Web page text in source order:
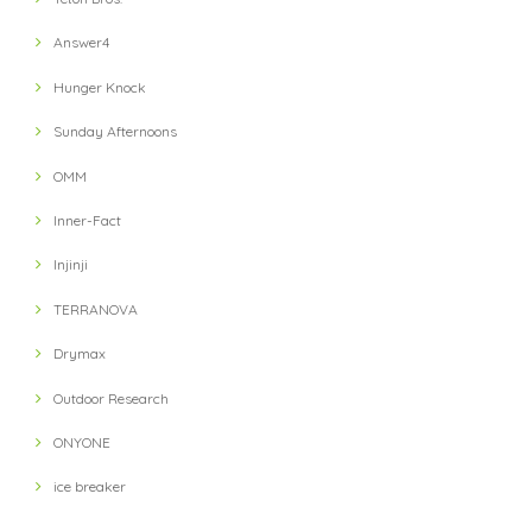
Answer4
Hunger Knock
Sunday Afternoons
OMM
Inner-Fact
Injinji
TERRANOVA
Drymax
Outdoor Research
ONYONE
ice breaker